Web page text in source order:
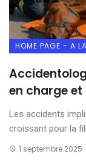
HOME PAGE - A
en charge et
Les accidents
croissant pour la
1 septembre 2025